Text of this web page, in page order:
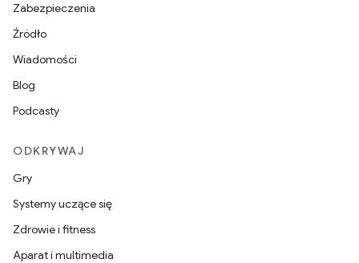
Zabezpieczenia
Źródło
Wiadomości
Blog
Podcasty
ODKRYWAJ
Gry
Systemy uczące się
Zdrowie i fitness
Aparat i multimedia